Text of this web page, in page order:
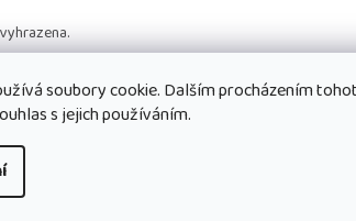
soubory cookie. Dalším procházením
s jejich používáním.